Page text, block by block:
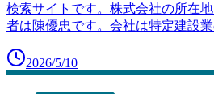
検索サイトです。株式会社の所在
者は陳優忠です。会社は特定建設
2026/5/10